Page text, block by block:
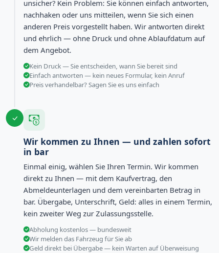
unsicher? Kein Problem: Sie können einfach antworten,
nachhaken oder uns mitteilen, wenn Sie sich einen
anderen Preis vorgestellt haben. Wir antworten direkt
und ehrlich — ohne Druck und ohne Ablaufdatum auf
dem Angebot.
Kein Druck — Sie entscheiden, wann Sie bereit sind
Einfach antworten — kein neues Formular, kein Anruf
Preis verhandelbar? Sagen Sie es uns einfach
Wir kommen zu Ihnen — und zahlen sofort
in bar
Einmal einig, wählen Sie Ihren Termin. Wir kommen
direkt zu Ihnen — mit dem Kaufvertrag, den
Abmeldeunterlagen und dem vereinbarten Betrag in
bar. Übergabe, Unterschrift, Geld: alles in einem Termin,
kein zweiter Weg zur Zulassungsstelle.
Abholung kostenlos — bundesweit
Wir melden das Fahrzeug für Sie ab
Geld direkt bei Übergabe — kein Warten auf Überweisung